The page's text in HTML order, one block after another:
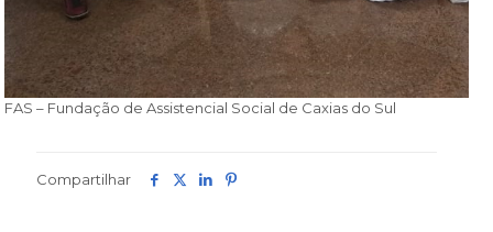
FAS – Fundação de Assistencial Social de Caxias do Sul
Compartilhar